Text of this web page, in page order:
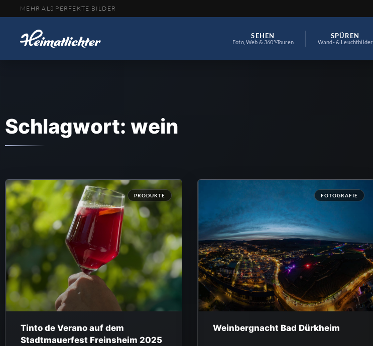
MEHR ALS PERFEKTE BILDER
SEHEN
Foto, Web & 360°-Touren
SPÜREN
Wand- & Leuchtbilder
Schlagwort: wein
PRODUKTE
Tinto de Verano auf dem
Stadtmauerfest Freinsheim 2025
FOTOGRAFIE
Weinbergnacht Bad Dürkheim